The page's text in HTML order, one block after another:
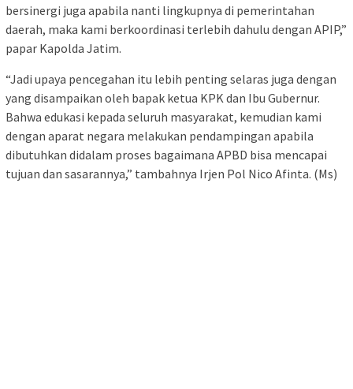
bersinergi juga apabila nanti lingkupnya di pemerintahan
daerah, maka kami berkoordinasi terlebih dahulu dengan APIP,”
papar Kapolda Jatim.
“Jadi upaya pencegahan itu lebih penting selaras juga dengan
yang disampaikan oleh bapak ketua KPK dan Ibu Gubernur.
Bahwa edukasi kepada seluruh masyarakat, kemudian kami
dengan aparat negara melakukan pendampingan apabila
dibutuhkan didalam proses bagaimana APBD bisa mencapai
tujuan dan sasarannya,” tambahnya Irjen Pol Nico Afinta. (Ms)